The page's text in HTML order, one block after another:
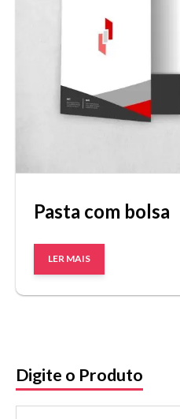
Pasta com bolsa
LER MAIS
Digite o Produto